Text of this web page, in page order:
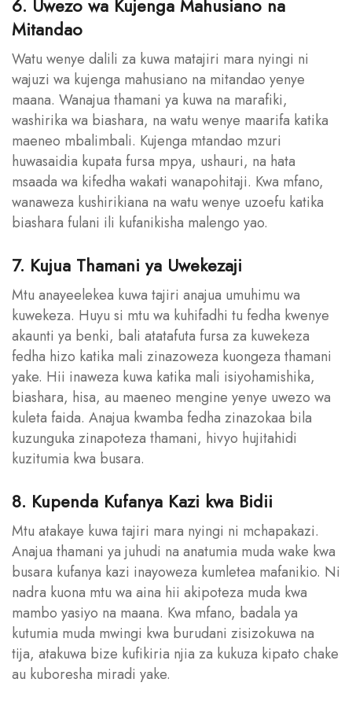
6. Uwezo wa Kujenga Mahusiano na
Mitandao
Watu wenye dalili za kuwa matajiri mara nyingi ni
wajuzi wa kujenga mahusiano na mitandao yenye
maana. Wanajua thamani ya kuwa na marafiki,
washirika wa biashara, na watu wenye maarifa katika
maeneo mbalimbali. Kujenga mtandao mzuri
huwasaidia kupata fursa mpya, ushauri, na hata
msaada wa kifedha wakati wanapohitaji. Kwa mfano,
wanaweza kushirikiana na watu wenye uzoefu katika
biashara fulani ili kufanikisha malengo yao.
7. Kujua Thamani ya Uwekezaji
Mtu anayeelekea kuwa tajiri anajua umuhimu wa
kuwekeza. Huyu si mtu wa kuhifadhi tu fedha kwenye
akaunti ya benki, bali atatafuta fursa za kuwekeza
fedha hizo katika mali zinazoweza kuongeza thamani
yake. Hii inaweza kuwa katika mali isiyohamishika,
biashara, hisa, au maeneo mengine yenye uwezo wa
kuleta faida. Anajua kwamba fedha zinazokaa bila
kuzunguka zinapoteza thamani, hivyo hujitahidi
kuzitumia kwa busara.
8. Kupenda Kufanya Kazi kwa Bidii
Mtu atakaye kuwa tajiri mara nyingi ni mchapakazi.
Anajua thamani ya juhudi na anatumia muda wake kwa
busara kufanya kazi inayoweza kumletea mafanikio. Ni
nadra kuona mtu wa aina hii akipoteza muda kwa
mambo yasiyo na maana. Kwa mfano, badala ya
kutumia muda mwingi kwa burudani zisizokuwa na
tija, atakuwa bize kufikiria njia za kukuza kipato chake
au kuboresha miradi yake.